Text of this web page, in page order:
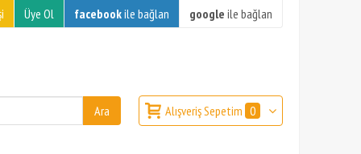
Üye Ol facebookile bağlan google ile bağlan
Alışveriş Sepetim 0